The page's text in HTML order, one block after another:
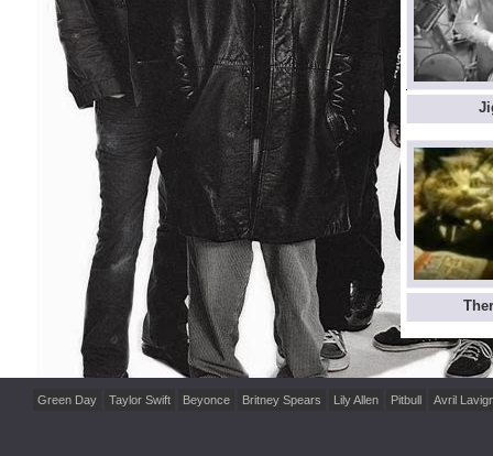
Green Day Taylor Swift Beyonce Britney Spears Lily Allen Pitbull Avril